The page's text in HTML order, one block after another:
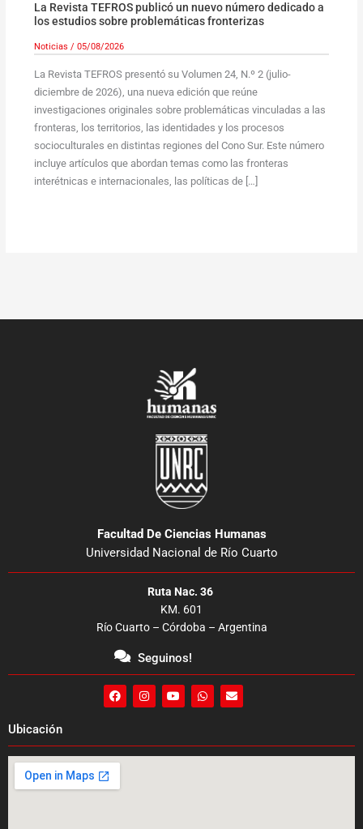
La Revista TEFROS publicó un nuevo número dedicado a
los estudios sobre problemáticas fronterizas
Noticias / 05/08/2026
La Revista TEFROS presentó su Volumen 24, N.º 2 (julio-
diciembre de 2026), una nueva edición que reúne
investigaciones originales sobre problemáticas vinculadas a las
fronteras, los territorios, las identidades y los procesos
socioculturales en distintas regiones del Cono Sur. Este número
incluye artículos que abordan temas como las fronteras
interétnicas e internacionales, las políticas de […]
Ubicación
Facultad De Ciencias Humanas
Universidad Nacional de Río Cuarto
Ruta Nac. 36
KM. 601
Río Cuarto – Córdoba – Argentina
Seguinos!
F
a
o
o
I
n
g
r
Y
o
b
e
W
h
a
p
E
n
o
p